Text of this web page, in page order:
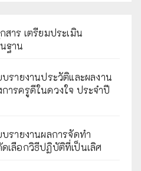
าร เตรียมประเมิน
ฐาน
รายงานประวัติและผลงาน
ารครูดีในดวงใจ ประจำปี
รายงานผลการจัดทำ
เลือกวิธีปฏิบัติที่เป็นเลิศ